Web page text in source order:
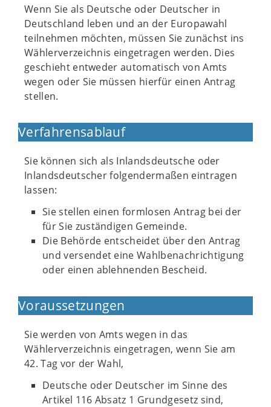
Wenn Sie als Deutsche oder Deutscher in
Deutschland leben und an der Europawahl
teilnehmen möchten, müssen Sie zunächst ins
Wählerverzeichnis eingetragen werden. Dies
geschieht entweder automatisch von Amts
wegen oder Sie müssen hierfür einen Antrag
stellen.
Verfahrensablauf
Sie können sich als Inlandsdeutsche oder
Inlandsdeutscher folgendermaßen eintragen
lassen:
Sie stellen einen formlosen Antrag bei der
für Sie zuständigen Gemeinde.
Die Behörde entscheidet über den Antrag
und versendet eine Wahlbenachrichtigung
oder einen ablehnenden Bescheid.
Voraussetzungen
Sie werden von Amts wegen in das
Wählerverzeichnis eingetragen, wenn Sie am
42. Tag vor der Wahl,
Deutsche oder Deutscher im Sinne des
Artikel 116 Absatz 1 Grundgesetz sind,